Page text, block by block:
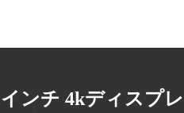
ンチ 4kディスプレ